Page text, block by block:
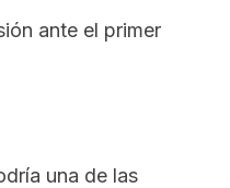
ante el primer
una de las